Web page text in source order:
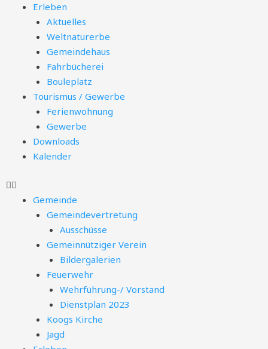
Erleben
Aktuelles
Weltnaturerbe
Gemeindehaus
Fahrbücherei
Bouleplatz
Tourismus / Gewerbe
Ferienwohnung
Gewerbe
Downloads
Kalender
Gemeinde
Gemeindevertretung
Ausschüsse
Gemeinnütziger Verein
Bildergalerien
Feuerwehr
Wehrführung-/ Vorstand
Dienstplan 2023
Koogs Kirche
Jagd